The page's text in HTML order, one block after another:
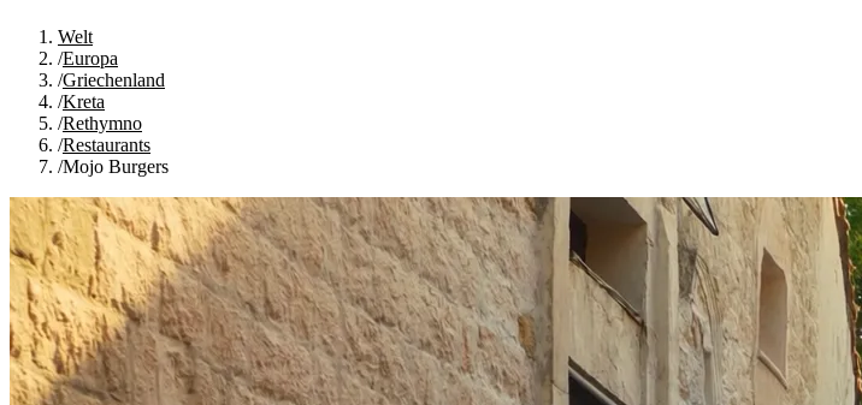
Welt
/Europa
/Griechenland
/Kreta
/Rethymno
/Restaurants
/Mojo Burgers